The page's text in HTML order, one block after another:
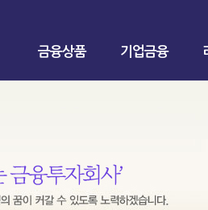
금융상품 기업금융